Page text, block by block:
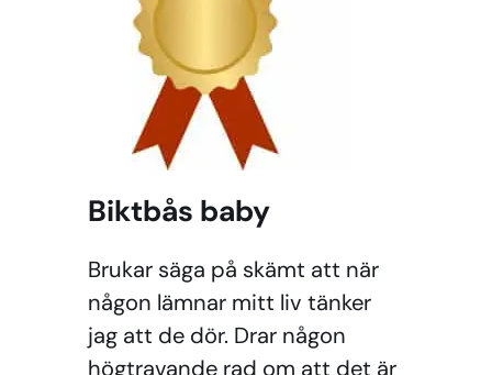
Biktbås baby
Brukar säga på skämt att när
någon lämnar mitt liv tänker
jag att de dör. Drar någon
högtravande rad om att det är